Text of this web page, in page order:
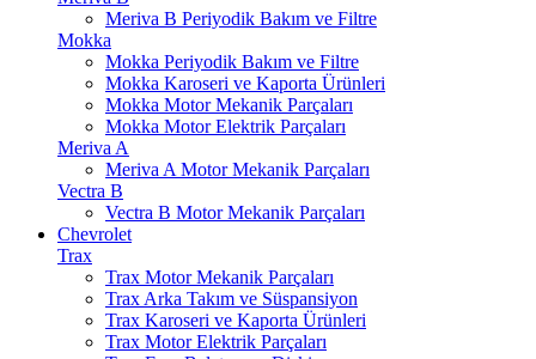
Meriva B Periyodik Bakım ve Filtre
Mokka
Mokka Periyodik Bakım ve Filtre
Mokka Karoseri ve Kaporta Ürünleri
Mokka Motor Mekanik Parçaları
Mokka Motor Elektrik Parçaları
Meriva A
Meriva A Motor Mekanik Parçaları
Vectra B
Vectra B Motor Mekanik Parçaları
Chevrolet
Trax
Trax Motor Mekanik Parçaları
Trax Arka Takım ve Süspansiyon
Trax Karoseri ve Kaporta Ürünleri
Trax Motor Elektrik Parçaları